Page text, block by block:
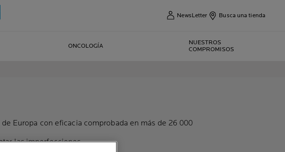
NewsLetter Busca una tienda
ONCOLOGÍA
NUESTROS
COMPROMISOS
Europa con eficacia comprobada en más de 26 000
las imperfecciones.